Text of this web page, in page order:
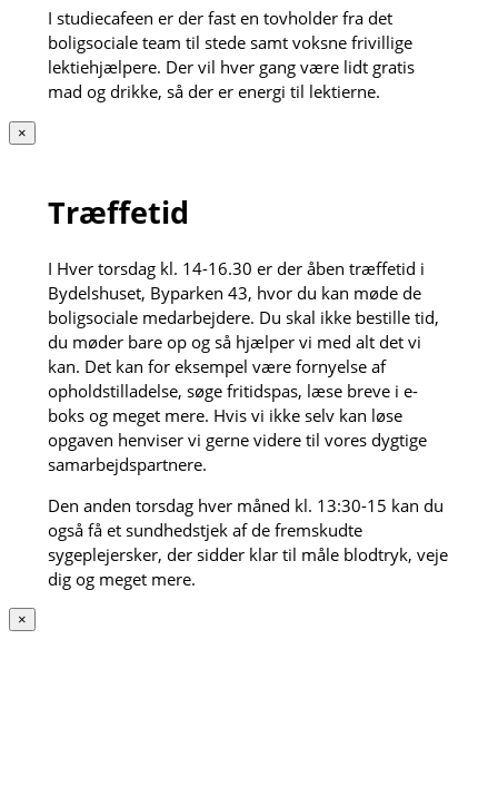
I studiecafeen er der fast en tovholder fra det
boligsociale team til stede samt voksne frivillige
lektiehjælpere. Der vil hver gang være lidt gratis
mad og drikke, så der er energi til lektierne.
×
Træffetid
I Hver torsdag kl. 14-16.30 er der åben træffetid i
Bydelshuset, Byparken 43, hvor du kan møde de
boligsociale medarbejdere. Du skal ikke bestille tid,
du møder bare op og så hjælper vi med alt det vi
kan. Det kan for eksempel være fornyelse af
opholdstilladelse, søge fritidspas, læse breve i e-
boks og meget mere. Hvis vi ikke selv kan løse
opgaven henviser vi gerne videre til vores dygtige
samarbejdspartnere.
Den anden torsdag hver måned kl. 13:30-15 kan du
også få et sundhedstjek af de fremskudte
sygeplejersker, der sidder klar til måle blodtryk, veje
dig og meget mere.
×